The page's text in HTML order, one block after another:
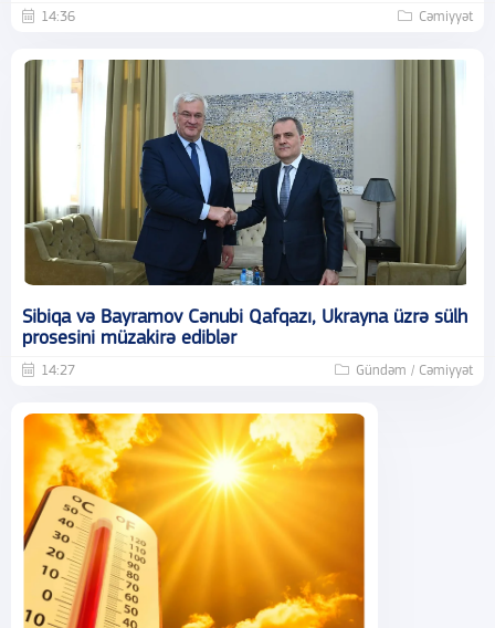
14:36 Cəmiyyət
Sibiqa və Bayramov Cənubi Qafqazı, Ukrayna üzrə sülh
prosesini müzakirə ediblər
14:27 Gündəm / Cəmiyyət